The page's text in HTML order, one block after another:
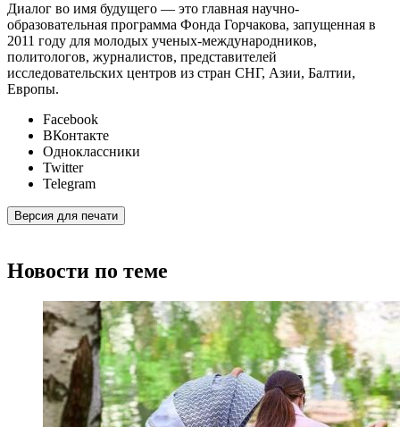
Диалог во имя будущего — это главная научно-
образовательная программа Фонда Горчакова, запущенная в
2011 году для молодых ученых-международников,
политологов, журналистов, представителей
исследовательских центров из стран СНГ, Азии, Балтии,
Европы.
Facebook
ВКонтакте
Одноклассники
Twitter
Telegram
Версия для печати
Новости по теме